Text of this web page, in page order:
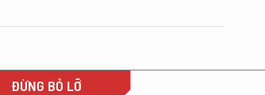
ĐỪNG BỎ LỠ